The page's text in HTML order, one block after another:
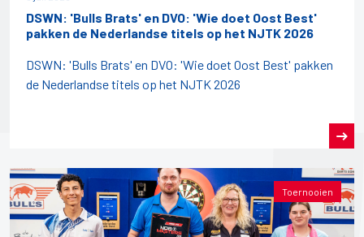
DSWN: 'Bulls Brats' en DVO: 'Wie doet Oost Best'
pakken de Nederlandse titels op het NJTK 2026
DSWN: 'Bulls Brats' en DVO: 'Wie doet Oost Best' pakken
de Nederlandse titels op het NJTK 2026
Toernooien